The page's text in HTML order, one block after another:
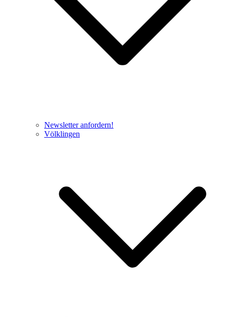
Newsletter anfordern!
Völklingen